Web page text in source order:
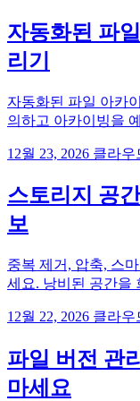
자동화된 파
리기
자동화된 파일 아카
의하고 아카이빙을
12월 23, 2026 클라우
스토리지 공
보
중복 제거, 압축, 스
세요. 낭비된 공간을
12월 22, 2026 클라우
파일 버전 관
마세요